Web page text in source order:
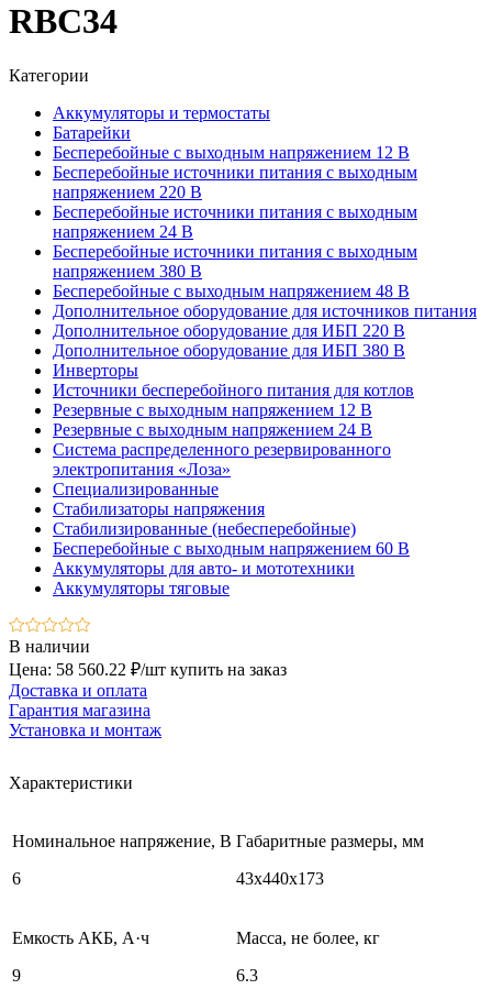
RBC34
Категории
Аккумуляторы и термостаты
Батарейки
Бесперебойные с выходным напряжением 12 В
Бесперебойные источники питания с выходным
напряжением 220 В
Бесперебойные источники питания с выходным
напряжением 24 В
Бесперебойные источники питания с выходным
напряжением 380 В
Бесперебойные с выходным напряжением 48 В
Дополнительное оборудование для источников питания
Дополнительное оборудование для ИБП 220 В
Дополнительное оборудование для ИБП 380 В
Инверторы
Источники бесперебойного питания для котлов
Резервные с выходным напряжением 12 В
Резервные с выходным напряжением 24 В
Система распределенного резервированного
электропитания «Лоза»
Специализированные
Стабилизаторы напряжения
Стабилизированные (небесперебойные)
Бесперебойные с выходным напряжением 60 В
Аккумуляторы для авто- и мототехники
Аккумуляторы тяговые
В наличии
Цена: 58 560.22 ₽/шт купить на заказ
Доставка и оплата
Гарантия магазина
Установка и монтаж
Характеристики
Номинальное напряжение, В
6
Габаритные размеры, мм
43х440х173
Емкость АКБ, А·ч
9
Масса, не более, кг
6.3